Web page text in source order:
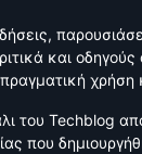
και οδηγούς
χρήση
του Techblog
που